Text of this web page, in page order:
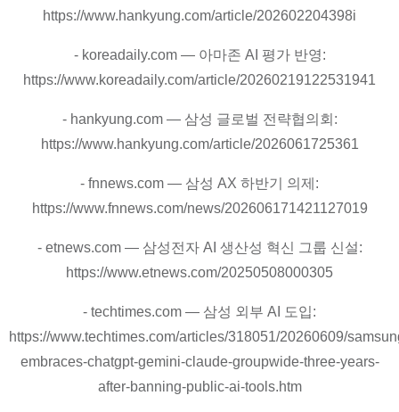
https://www.hankyung.com/article/202602204398i
- koreadaily.com — 아마존 AI 평가 반영:
https://www.koreadaily.com/article/20260219122531941
- hankyung.com — 삼성 글로벌 전략협의회:
https://www.hankyung.com/article/2026061725361
- fnnews.com — 삼성 AX 하반기 의제:
https://www.fnnews.com/news/202606171421127019
- etnews.com — 삼성전자 AI 생산성 혁신 그룹 신설:
https://www.etnews.com/20250508000305
- techtimes.com — 삼성 외부 AI 도입:
https://www.techtimes.com/articles/318051/20260609/
embraces-chatgpt-gemini-claude-groupwide-three-years-
after-banning-public-ai-tools.htm